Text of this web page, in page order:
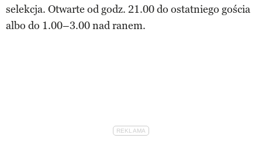
selekcja. Otwarte od godz. 21.00 do ostatniego gościa
albo do 1.00–3.00 nad ranem.